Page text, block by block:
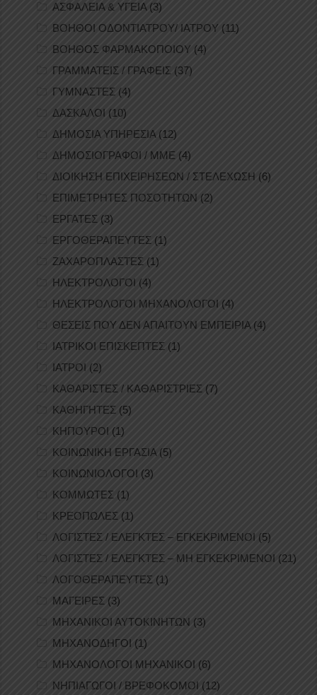
ΑΣΦΑΛΕΙΑ & ΥΓΕΙΑ(3)
ΒΟΗΘΟΙ ΟΔΟΝΤΙΑΤΡΟΥ/ ΙΑΤΡΟΥ (11)
ΒΟΗΘΟΣ ΦΑΡΜΑΚΟΠΟΙΟΥ (4)
ΓΡΑΜΜΑΤΕΙΣ / ΓΡΑΦΕΙΣ (37)
ΓΥΜΝΑΣΤΕΣ (4)
ΔΑΣΚΑΛΟΙ (10)
ΔΗΜΟΣΙΑ ΥΠΗΡΕΣΙΑ (12)
ΔΗΜΟΣΙΟΓΡΑΦΟΙ / ΜΜΕ (4)
ΔΙΟΙΚΗΣΗ ΕΠΙΧΕΙΡΗΣΕΩΝ / ΣΤΕΛΕΧΩΣΗ (6)
ΕΠΙΜΕΤΡΗΤΕΣ ΠΟΣΟΤΗΤΩΝ (2)
ΕΡΓΑΤΕΣ (3)
ΕΡΓΟΘΕΡΑΠΕΥΤΕΣ (1)
ΖΑΧΑΡΟΠΛΑΣΤΕΣ (1)
ΗΛΕΚΤΡΟΛΟΓΟΙ (4)
ΗΛΕΚΤΡΟΛΟΓΟΙ ΜΗΧΑΝΟΛΟΓΟΙ (4)
ΘΕΣΕΙΣ ΠΟΥ ΔΕΝ ΑΠΑΙΤΟΥΝ ΕΜΠΕΙΡΙΑ(4)
ΙΑΤΡΙΚΟΙ ΕΠΙΣΚΕΠΤΕΣ (1)
ΙΑΤΡΟΙ (2)
ΚΑΘΑΡΙΣΤΕΣ / ΚΑΘΑΡΙΣΤΡΙΕΣ (7)
ΚΑΘΗΓΗΤΕΣ (5)
ΚΗΠΟΥΡΟΙ (1)
ΚΟΙΝΩΝΙΚΗ ΕΡΓΑΣΙΑ (5)
ΚΟΙΝΩΝΙΟΛΟΓΟΙ (3)
ΚΟΜΜΩΤΕΣ (1)
ΚΡΕΟΠΩΛΕΣ (1)
ΛΟΓΙΣΤΕΣ / ΕΛΕΓΚΤΕΣ – ΕΓΚΕΚΡΙΜΕΝΟΙ (5)
ΛΟΓΙΣΤΕΣ / ΕΛΕΓΚΤΕΣ – ΜΗ ΕΓΚΕΚΡΙΜΕΝΟΙ (21)
ΛΟΓΟΘΕΡΑΠΕΥΤΕΣ (1)
ΜΑΓΕΙΡΕΣ (3)
ΜΗΧΑΝΙΚΟΙ ΑΥΤΟΚΙΝΗΤΩΝ (3)
ΜΗΧΑΝΟΔΗΓΟΙ (1)
ΜΗΧΑΝΟΛΟΓΟΙ ΜΗΧΑΝΙΚΟΙ (6)
ΝΗΠΙΑΓΩΓΟΙ / ΒΡΕΦΟΚΟΜΟΙ (12)